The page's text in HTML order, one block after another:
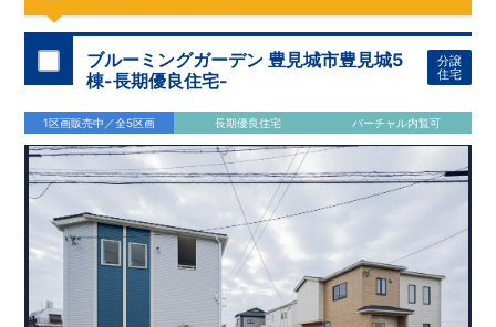
ブルーミングガーデン 豊見城市豊見城5
棟-長期優良住宅-
分譲
住宅
1区画販売中／全5区画 長期優良住宅 バーチャル内覧可